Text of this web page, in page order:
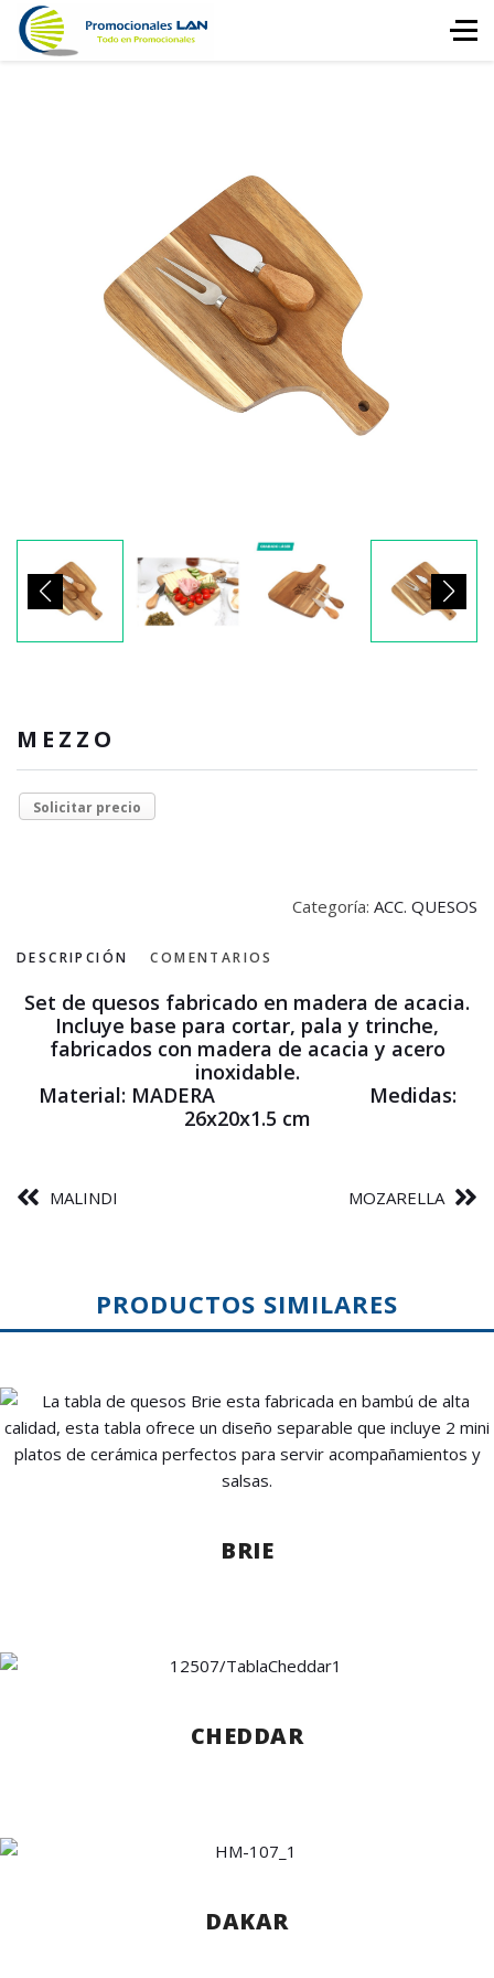
MEZZO
Solicitar precio
Categoría: ACC. QUESOS
DESCRIPCIÓN COMENTARIOS
Set de quesos fabricado en madera de acacia.
Incluye base para cortar, pala y trinche,
fabricados con madera de acacia y acero
inoxidable.
Material: MADERA Medidas:
26x20x1.5 cm
MALINDI MOZARELLA
PRODUCTOS SIMILARES
BRIE
CHEDDAR
DAKAR